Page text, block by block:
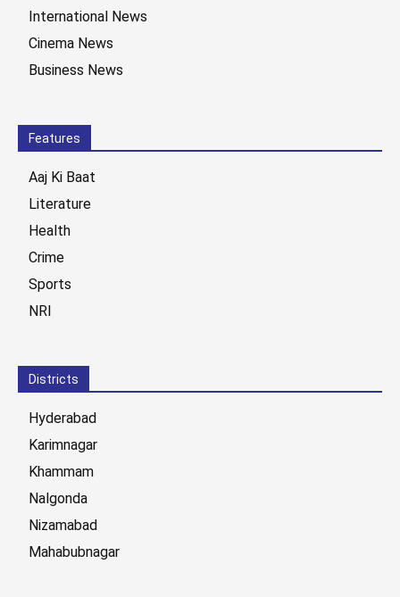
International News
Cinema News
Business News
Features
Aaj Ki Baat
Literature
Health
Crime
Sports
NRI
Districts
Hyderabad
Karimnagar
Khammam
Nalgonda
Nizamabad
Mahabubnagar